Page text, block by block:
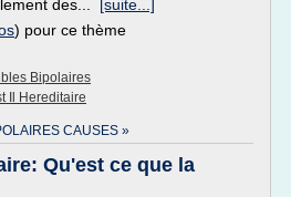
des... [suite...]
) pour ce thème
Bipolaires
Il Hereditaire
CAUSES »
Qu'est ce que la